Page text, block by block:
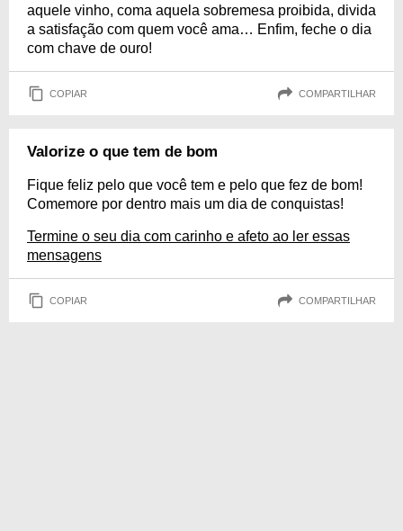
aquele vinho, coma aquela sobremesa proibida, divida
a satisfação com quem você ama… Enfim, feche o dia
com chave de ouro!
COPIAR COMPARTILHAR
Valorize o que tem de bom
Fique feliz pelo que você tem e pelo que fez de bom!
Comemore por dentro mais um dia de conquistas!
Termine o seu dia com carinho e afeto ao ler essas
mensagens
COPIAR COMPARTILHAR